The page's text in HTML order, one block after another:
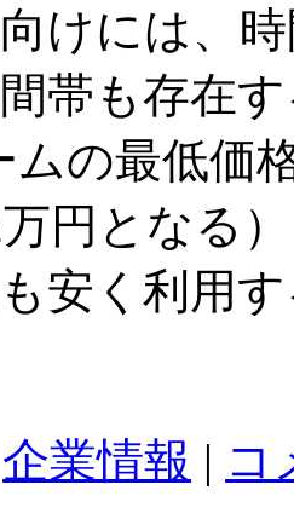
けには、
帯も存在
ムの最低価
円となる
安く利用
企業情報 | コ